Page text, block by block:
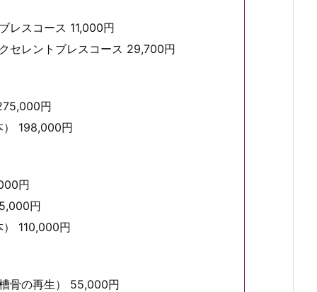
レスコース 11,000円
セレントブレスコース 29,700円
円
） 198,000円
円
円
） 110,000円
骨の再生） 55,000円